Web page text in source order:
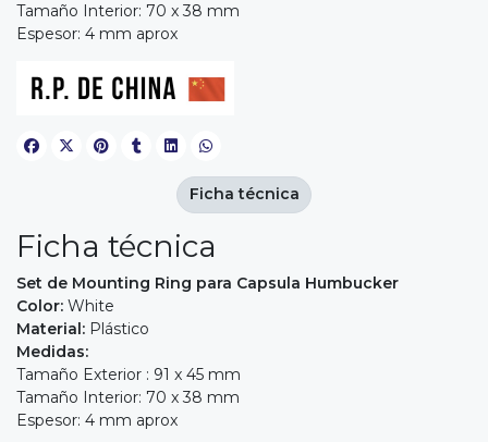
Tamaño Interior: 70 x 38 mm
Espesor: 4 mm aprox
Ficha técnica
Set de Mounting Ring para Capsula Humbucker
Color: White
Material: Plástico
Medidas:
Tamaño Exterior : 91 x 45 mm
Tamaño Interior: 70 x 38 mm
Espesor: 4 mm aprox
Ficha técnica